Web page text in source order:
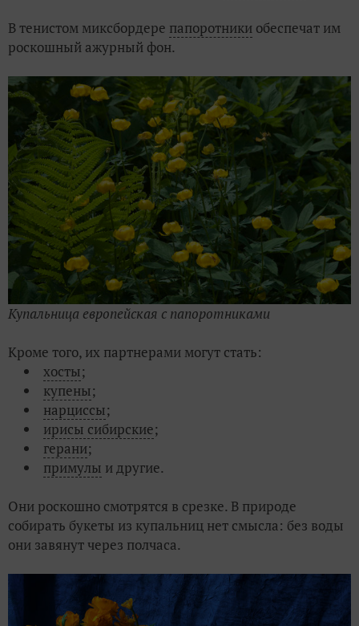
В тенистом миксбордере папоротники обеспечат им
роскошный ажурный фон.
Купальница европейская с папоротниками
Кроме того, их партнерами могут стать:
хосты;
купены;
нарциссы;
ирисы сибирские;
герани;
примулы и другие.
Они роскошно смотрятся в срезке. В природе
собирать букеты из купальниц нет смысла: без воды
они завянут через полчаса.